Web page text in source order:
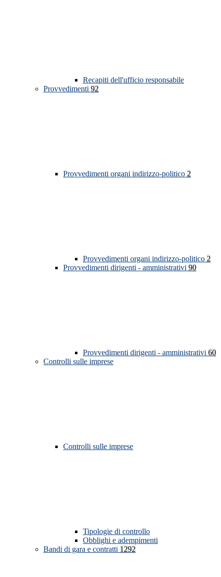
Recapiti dell'ufficio responsabile
Provvedimenti 92
Provvedimenti organi indirizzo-politico 2
Provvedimenti organi indirizzo-politico 2
Provvedimenti dirigenti - amministrativi 90
Provvedimenti dirigenti - amministrativi 60
Controlli sulle imprese
Controlli sulle imprese
Tipologie di controllo
Obblighi e adempimenti
Bandi di gara e contratti 1292